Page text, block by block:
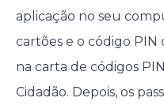
aplicação no seu
cartões e o código
na carta de códigos
Cidadão. Depois, os